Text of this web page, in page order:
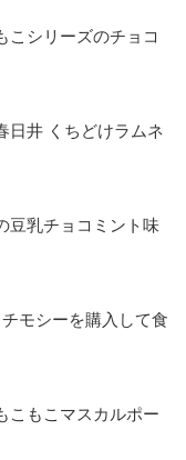
こシリーズのチョコ
日井 くちどけラムネ
豆乳チョコミント味
モシーを購入して食
こもこマスカルポー